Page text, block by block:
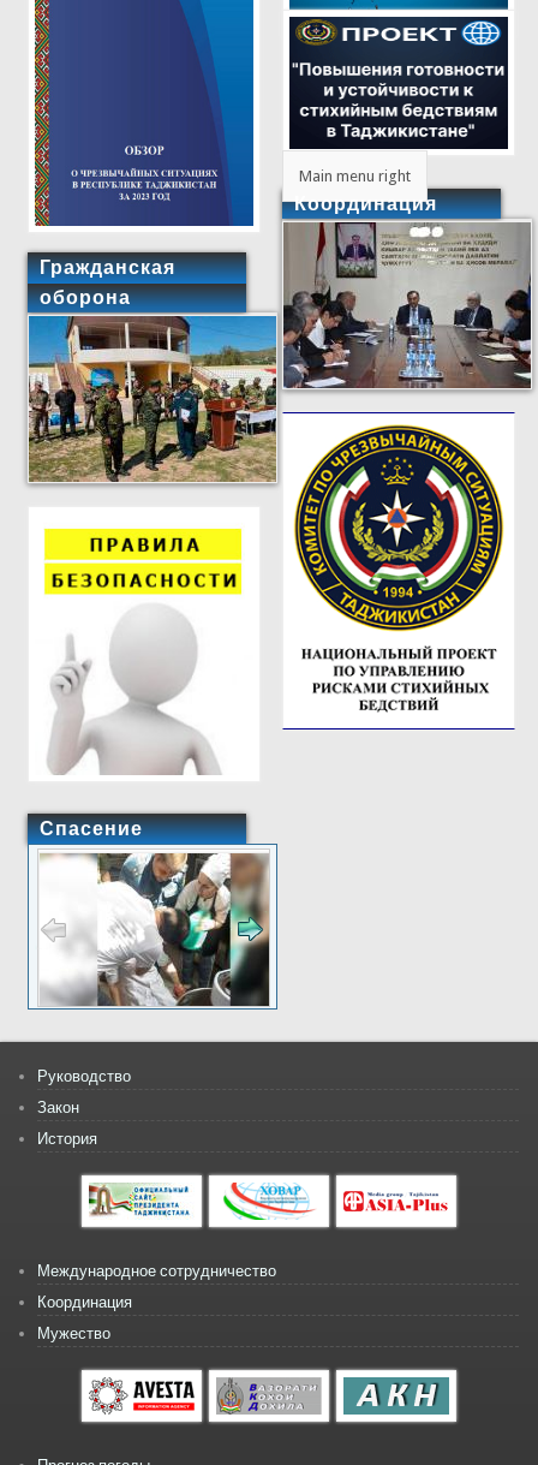
Гражданская
оборона
Спасение
Main menu right
Координация
Руководство
Закон
История
Международное сотрудничество
Координация
Мужество